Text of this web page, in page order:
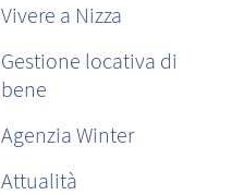
Vivere a Nizza
Gestione locativa di
bene
Agenzia Winter
Attualità